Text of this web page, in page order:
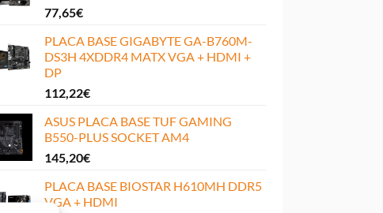
77,65€
PLACA BASE GIGABYTE GA-B760M-
DS3H 4XDDR4 MATX VGA + HDMI +
DP
112,22€
ASUS PLACA BASE TUF GAMING
B550-PLUS SOCKET AM4
145,20€
PLACA BASE BIOSTAR H610MH DDR5
VGA + HDMI